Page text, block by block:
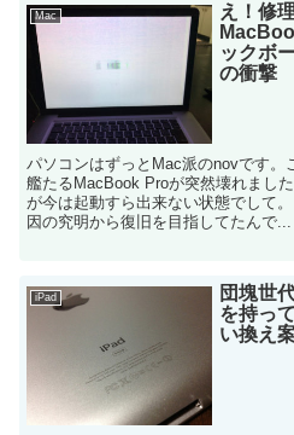
Mac
え！修
ックボ
の衝撃
パソコンはずっとMac派のnovです。
艦たるMacBook Proが突然壊れまし
が今は起動すら出来ない状態でして
因の究明から復旧を目指してたんで...
iPad
団塊世
を持っ
い換え